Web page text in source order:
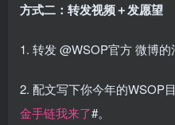
方式二：转发视频＋发愿望
1. 转发 @WSOP官方 微博的
2. 配文写下你今年的WSOP
金手链我来了#。